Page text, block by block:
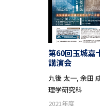
第60回玉城嘉
講演会
九後 太一, 余田
理学研究科
2021年度